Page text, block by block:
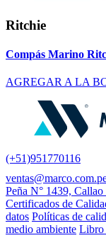
Ritchie
Compás Marino
AGREGAR A LA
(+51)951770116
Peña N° 1439,
Certificados de
datos Políticas de
medio ambiente Libro